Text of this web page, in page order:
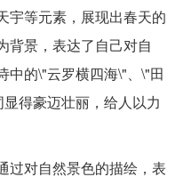
宇等元素，展现出春天的
背景，表达了自己对自
中的\"云罗横四海\"、\"田
得豪迈壮丽，给人以力
过对自然景色的描绘，表